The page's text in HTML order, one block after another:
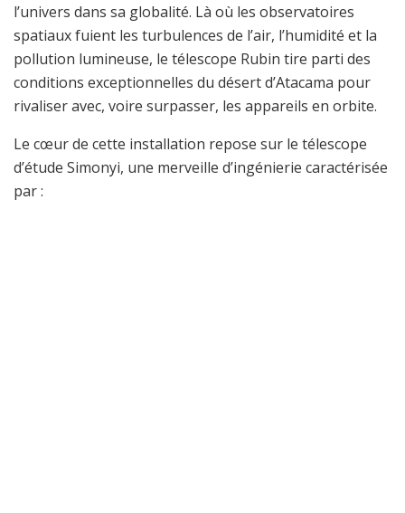
l’univers dans sa globalité. Là où les observatoires
spatiaux fuient les turbulences de l’air, l’humidité et la
pollution lumineuse, le télescope Rubin tire parti des
conditions exceptionnelles du désert d’Atacama pour
rivaliser avec, voire surpasser, les appareils en orbite.
Le cœur de cette installation repose sur le télescope
d’étude Simonyi, une merveille d’ingénierie caractérisée
par :